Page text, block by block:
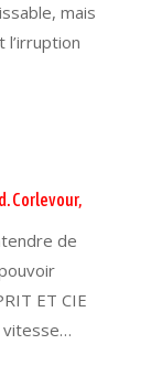
mais
Corlevour,
de
ET CIE
vitesse…